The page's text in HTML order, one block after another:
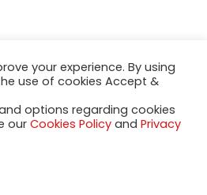
KaripNetwork - All rights
your experience. By using
use of cookies Accept &
options regarding cookies
our Cookies Policy and Privacy